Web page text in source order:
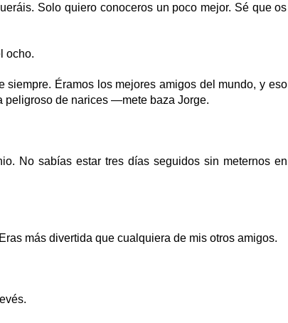
Solo quiero conoceros un poco mejor. Sé que os
ocho.
Éramos los mejores amigos del mundo, y eso
peligroso de narices —mete baza Jorge.
No sabías estar tres días seguidos sin meternos en
más divertida que cualquiera de mis otros amigos.